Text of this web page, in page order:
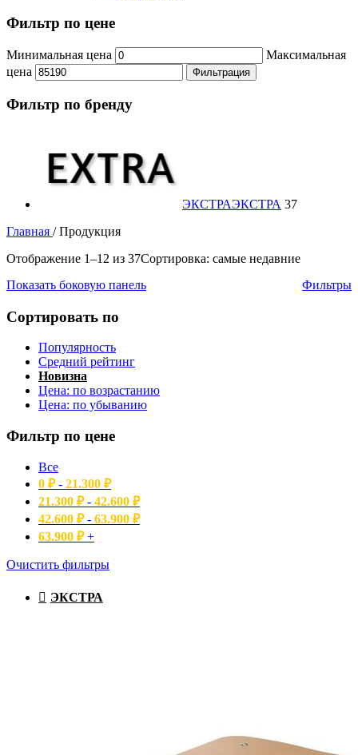
Фильтр по цене
Минимальная цена
Максимальная
цена
Фильтрация
Фильтр по бренду
ЭКСТРАЭКСТРА 37
Главная / Продукция
Отображение 1–12 из 37Сортировка: самые недавние
Показать боковую панель
Фильтры
Сортировать по
Популярность
Средний рейтинг
Новизна
Цена: по возрастанию
Цена: по убыванию
Фильтр по цене
Все
0 ₽- 21.300 ₽
21.300 ₽- 42.600 ₽
42.600 ₽- 63.900 ₽
63.900 ₽+
Очистить фильтры
ЭКСТРА